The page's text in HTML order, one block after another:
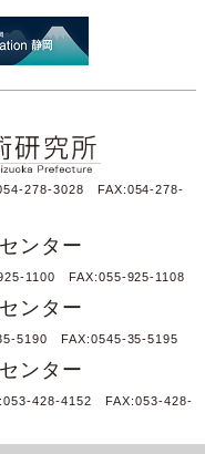
278-3028 FAX:054-278-
ンター
1100 FAX:055-925-1108
ンター
5190 FAX:0545-35-5195
ンター
428-4152 FAX:053-428-